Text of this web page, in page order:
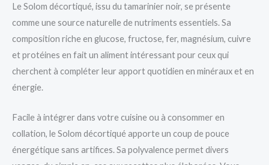
Le Solom décortiqué, issu du tamarinier noir, se présente
comme une source naturelle de nutriments essentiels. Sa
composition riche en glucose, fructose, fer, magnésium, cuivre
et protéines en fait un aliment intéressant pour ceux qui
cherchent à compléter leur apport quotidien en minéraux et en
énergie.
Facile à intégrer dans votre cuisine ou à consommer en
collation, le Solom décortiqué apporte un coup de pouce
énergétique sans artifices. Sa polyvalence permet divers